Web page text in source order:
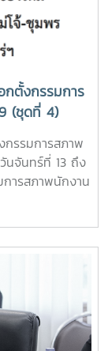
กตั้งกรรมการ
(ชุดที่ 4)
กรรมการสภาพ
นจันทร์ที่ 13 ถึง
ารสภาพนักงาน
13 ถึง วันศุกร์ที่
15.00 น.
วยเลือกตั้ง 4
จังหวัด
ยาลัยแม่โจ้-
-แพร่ฯ4) งาน